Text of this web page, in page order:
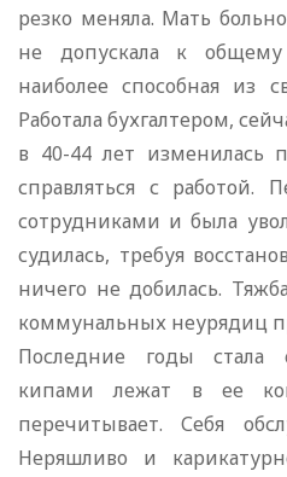
резко меняла. Мать
не допускала к общему
наиболее способная из
Работала бухгалтером,
в 40-44 лет изменилась
справляться с работой.
сотрудниками и была
судилась, требуя
ничего не добилась.
коммунальных неурядиц
Последние годы стала
кипами лежат в ее
перечитывает. Себя
Неряшливо и